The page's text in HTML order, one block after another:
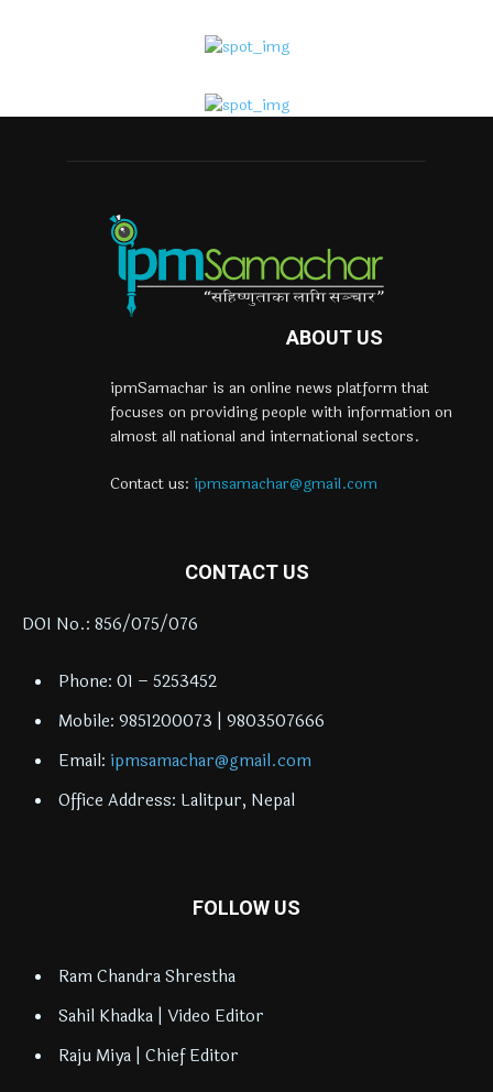
ABOUT US
ipmSamachar is an online news platform that
focuses on providing people with information on
almost all national and international sectors.
Contact us: ipmsamachar@gmail.com
CONTACT US
DOI No.: 856/075/076
Phone: 01 – 5253452
Mobile: 9851200073 | 9803507666
Email: ipmsamachar@gmail.com
Office Address: Lalitpur, Nepal
FOLLOW US
Ram Chandra Shrestha
Sahil Khadka | Video Editor
Raju Miya | Chief Editor